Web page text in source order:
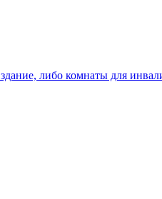
либо комнаты для